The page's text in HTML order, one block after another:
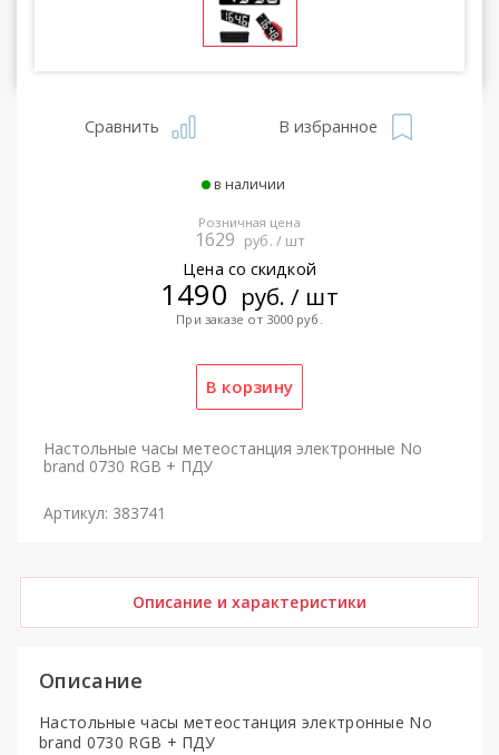
Сравнить В избранное
в наличии
Розничная цена
1629 руб. / шт
Цена со скидкой
1490 руб. / шт
При заказе от 3000 руб.
Настольные часы метеостанция электронные No
brand 0730 RGB + ПДУ
Артикул: 383741
Описание и характеристики
Описание
Настольные часы метеостанция электронные No
brand 0730 RGB + ПДУ